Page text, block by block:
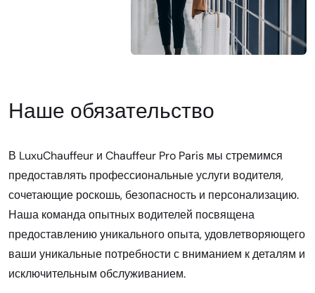
Наше обязательство
В LuxuChauffeur и Chauffeur Pro Paris мы стремимся
предоставлять профессиональные услуги водителя,
сочетающие роскошь, безопасность и персонализацию.
Наша команда опытных водителей посвящена
предоставлению уникального опыта, удовлетворяющего
ваши уникальные потребности с вниманием к деталям и
исключительным обслуживанием.